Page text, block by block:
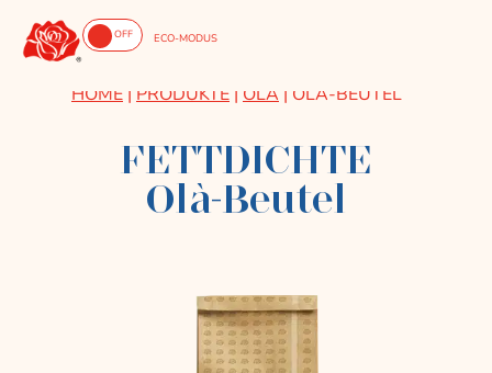
ONOFF ECO-MODUS
HOME | PRODUKTE | OLÀ | OLÀ-BEUTEL
FETTDICHTE
Olà-Beutel